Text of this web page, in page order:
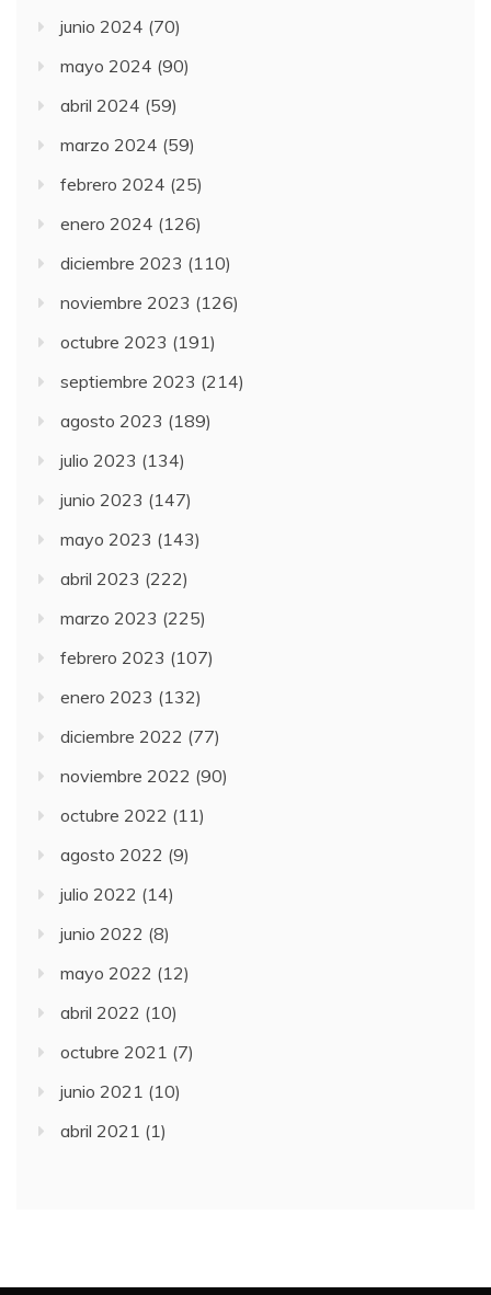
junio 2024 (70)
mayo 2024 (90)
abril 2024 (59)
marzo 2024 (59)
febrero 2024 (25)
enero 2024 (126)
diciembre 2023 (110)
noviembre 2023 (126)
octubre 2023 (191)
septiembre 2023 (214)
agosto 2023 (189)
julio 2023 (134)
junio 2023 (147)
mayo 2023 (143)
abril 2023 (222)
marzo 2023 (225)
febrero 2023 (107)
enero 2023 (132)
diciembre 2022 (77)
noviembre 2022 (90)
octubre 2022 (11)
agosto 2022 (9)
julio 2022 (14)
junio 2022 (8)
mayo 2022 (12)
abril 2022 (10)
octubre 2021 (7)
junio 2021 (10)
abril 2021 (1)